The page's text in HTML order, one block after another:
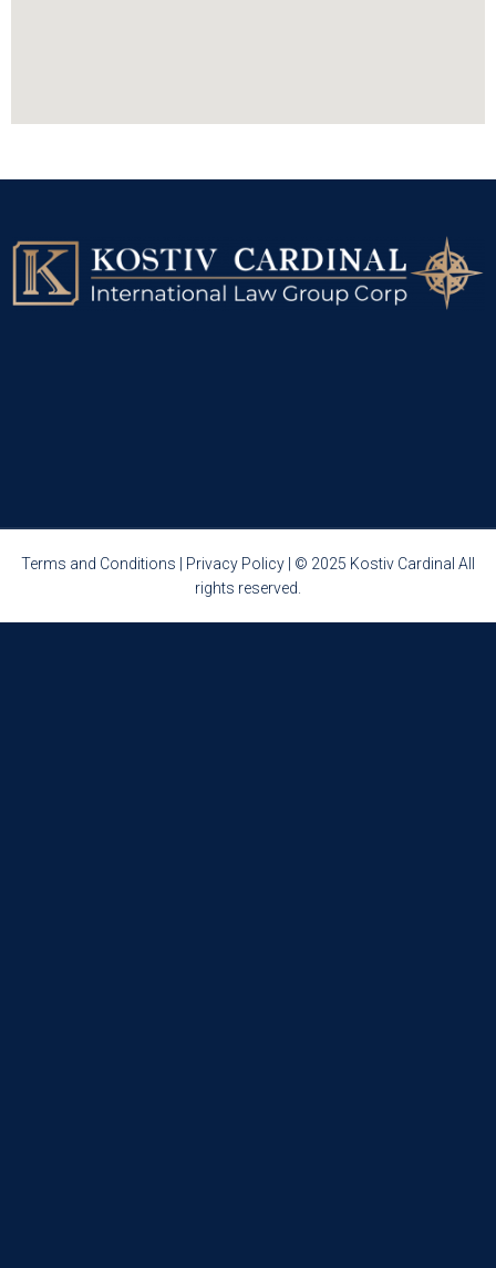
Terms and Conditions Privacy Policy
| © 2025 Kostiv Cardinal All
rights reserved.